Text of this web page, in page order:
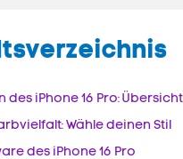
des iPhone 16 Pro: Übersicht
Wähle deinen Stil
des iPhone 16 Pro